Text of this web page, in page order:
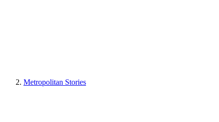
Metropolitan Stories